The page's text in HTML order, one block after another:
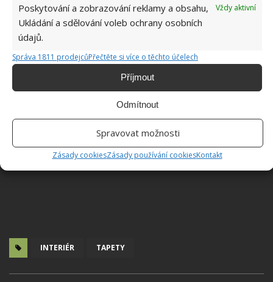
Poskytování a zobrazování reklamy a obsahu,
Ukládání a sdělování voleb ochrany osobních
údajů.
Vždy aktivní
Správa 1811 prodejcůPřečtěte si více o těchto účelech
Příjmout
Odmítnout
Spravovat možnosti
Zásady cookiesZásady používání cookiesKontakt
INTERIÉR TAPETY